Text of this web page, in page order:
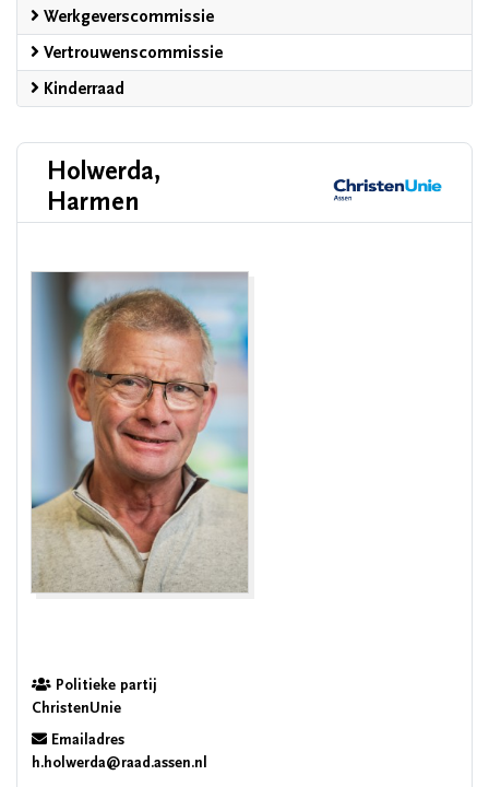
Werkgeverscommissie
Vertrouwenscommissie
Kinderraad
Holwerda,
Harmen
Politieke partij
ChristenUnie
Emailadres
h.holwerda@raad.assen.nl